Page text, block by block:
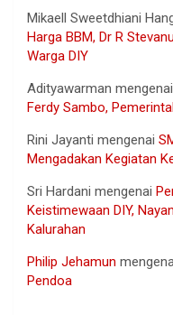
Mikaell Sweetdhiani
Harga BBM, Dr R
Warga DIY
Adityawarman mengenai
Ferdy Sambo,
Rini Jayanti mengenai
Mengadakan Kegiatan
Sri Hardani mengenai
Keistimewaan DIY,
Kalurahan
Philip Jehamun
Pendoa